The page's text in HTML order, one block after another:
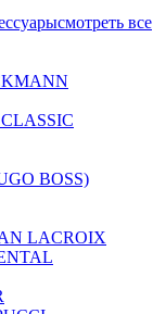
смотреть все
BOSS)
LACROIX